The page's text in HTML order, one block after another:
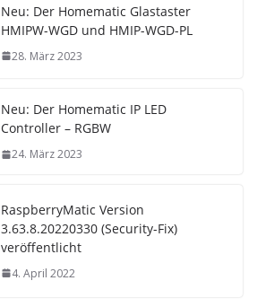
Neu: Der Homematic Glastaster
HMIPW-WGD und HMIP-WGD-PL
28. März 2023
Neu: Der Homematic IP LED
Controller – RGBW
24. März 2023
RaspberryMatic Version
3.63.8.20220330 (Security-Fix)
veröffentlicht
4. April 2022